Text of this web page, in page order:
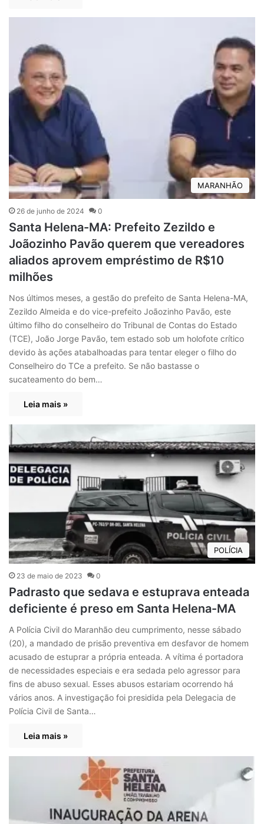
MARANHÃO
26 de junho de 2024 0
Santa Helena-MA: Prefeito Zezildo e
Joãozinho Pavão querem que vereadores
aliados aprovem empréstimo de R$10
milhões
Nos últimos meses, a gestão do prefeito de Santa Helena-MA,
Zezildo Almeida e do vice-prefeito Joãozinho Pavão, este
último filho do conselheiro do Tribunal de Contas do Estado
(TCE), João Jorge Pavão, tem estado sob um holofote crítico
devido às ações atabalhoadas para tentar eleger o filho do
Conselheiro do TCe a prefeito. Se não bastasse o
sucateamento do bem…
Leia mais »
POLÍCIA
23 de maio de 2023 0
Padrasto que sedava e estuprava enteada
deficiente é preso em Santa Helena-MA
A Polícia Civil do Maranhão deu cumprimento, nesse sábado
(20), a mandado de prisão preventiva em desfavor de homem
acusado de estuprar a própria enteada. A vítima é portadora
de necessidades especiais e era sedada pelo agressor para
fins de abuso sexual. Esses abusos estariam ocorrendo há
vários anos. A investigação foi presidida pela Delegacia de
Polícia Civil de Santa…
Leia mais »